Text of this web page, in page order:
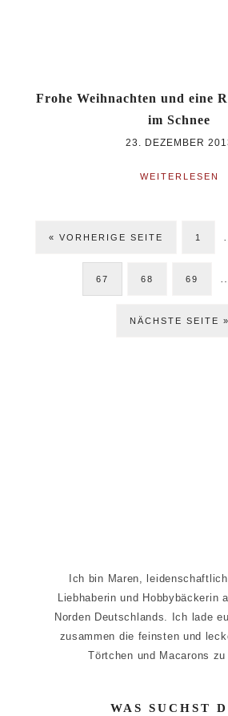
Frohe Weihnachten und eine
im Schnee
23. DEZEMBER
WEITERLESEN
« ZUR
VORHERIGE SEITE SEITE
1
SEITE
67 SEITE
68 SEITE
69
JETZT
NÄCHSTE SEITE »
Ich bin Maren,
Liebhaberin und Hobbybäckerin
Norden Deutschlands. Ich lade
zusammen die feinsten und
Törtchen und Macarons zu
WAS SUCHST